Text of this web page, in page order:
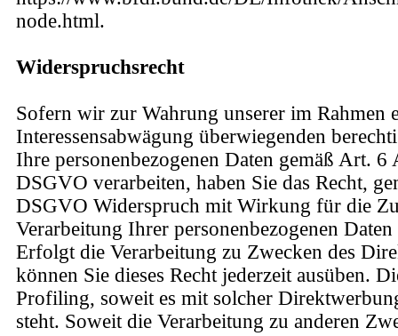
node.html.
Widerspruchsrecht
Sofern wir zur Wahrung unserer im Rahmen
Interessensabwägung überwiegenden
Ihre personenbezogenen Daten gemäß Art.
DSGVO verarbeiten, haben Sie das Recht,
DSGVO Widerspruch mit Wirkung für die
Verarbeitung Ihrer personenbezogenen
Erfolgt die Verarbeitung zu Zwecken des
können Sie dieses Recht jederzeit ausüben.
Profiling, soweit es mit solcher
steht. Soweit die Verarbeitung zu anderen